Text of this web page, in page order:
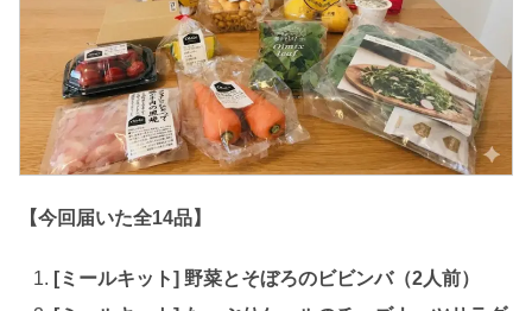
【今回届いた全14品】
[ミールキット] 野菜とそぼろのビビンバ（2人前）